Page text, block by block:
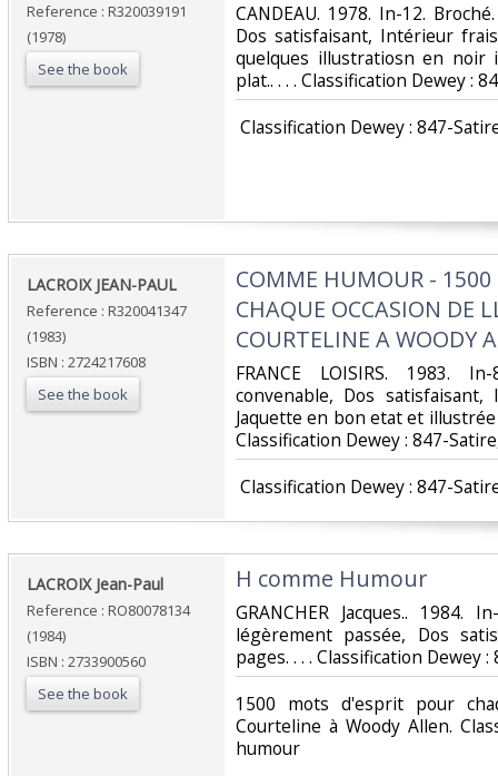
Reference : R320039191
(1978)
See the book
‎CANDEAU. 1978. In-12.
Dos satisfaisant, Intérieur
quelques illustratiosn en
plat.. . . . Classification Dewey :
Classification Dewey : 847-
‎LACROIX JEAN-PAUL‎
Reference : R320041347
(1983)
ISBN : 2724217608
See the book
‎COMME HUMOUR - 1500
CHAQUE OCCASION DE
COURTELINE A WOODY
‎FRANCE LOISIRS. 1983.
convenable, Dos
Jaquette en bon etat et illustrée
Classification Dewey : 847-
Classification Dewey : 847-
‎LACROIX Jean-Paul‎
Reference : RO80078134
(1984)
ISBN : 2733900560
See the book
‎H comme Humour‎
‎GRANCHER Jacques.. 1984.
légèrement passée, Dos
pages. . . . Classification Dewey
‎1500 mots d'esprit pour
Courteline à Woody Allen.
humour‎